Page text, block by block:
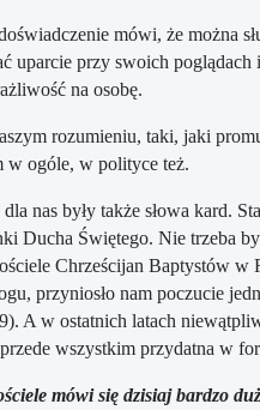
mówi, że można
uparcie przy swoich poglądach
na osobę.
rozumieniu, taki, jaki
w ogóle, w polityce też.
dla nas były także słowa kard.
Ducha Świętego. Nie trzeba
Chrześcijan Baptystów w
przyniosło nam poczucie
A w ostatnich latach
wszystkim przydatna w
mówi się dzisiaj bardzo